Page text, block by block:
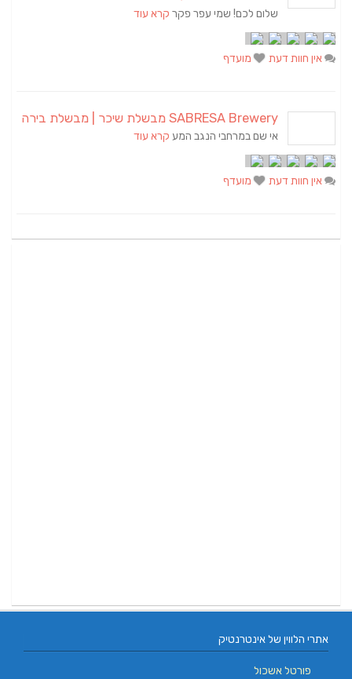
שלום לכם! שמי עפר פקר קרא עוד
אין חוות דעת מועדף
SABRESA Brewery מבשלת שיכר | מבשלת בירה
אי שם במרחבי הנגב המע קרא עוד
אין חוות דעת מועדף
אתרי הלווין של אינטרנטיק
פורטל אשכול